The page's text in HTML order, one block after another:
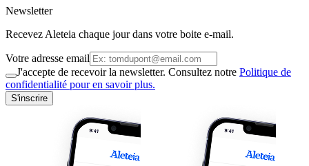
Newsletter
Recevez Aleteia chaque jour dans votre boite e-mail.
Votre adresse email
J'accepte de recevoir la newsletter. Consultez notre Politique de
confidentialité pour en savoir plus.
S'inscrire